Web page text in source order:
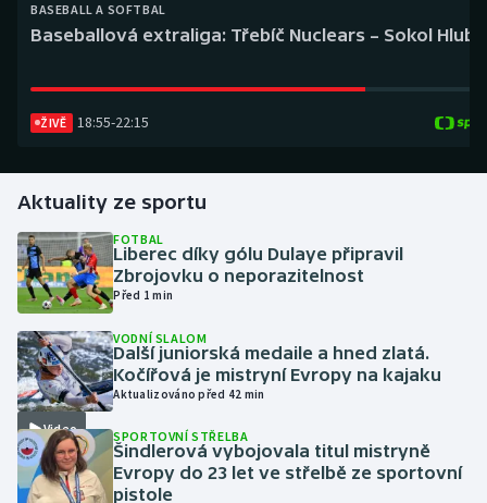
Gymnastika
Házená
Jezdectví
Judo
Krasobruslení
Lezení
BASEBALL A SOFTBAL
Baseballová extraliga: Třebíč Nuclears – Sokol
ŽIVĚ 18:55-22:15
Aktuality ze sportu
FOTBAL
Liberec díky gólu Dulaye připravil
Zbrojovku o neporazitelnost
Před 1 min
Video
VODNÍ SLALOM
Další juniorská medaile a hned zlatá.
Kočířová je mistryní Evropy na kajaku
Aktualizováno před 42 min
SPORTOVNÍ STŘELBA
Šindlerová vybojovala titul mistryně
Evropy do 23 let ve střelbě ze sportovní
pistole